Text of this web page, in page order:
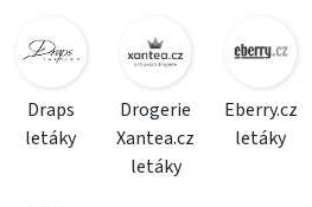
Draps
letáky
Drogerie
Xantea.cz
letáky
Eberry.cz
letáky